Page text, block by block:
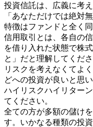
投資信託は、広義に考
「あなただけでは絶対
特徴はファンドと全く同
信用取引とは、各自の
を借り入れた状態で株
と」だと理解してくださ
リスクを考えなくてよ
どへの投資が良いと思
ハイリスクハイリター
てください。
全ての方が多額の儲け
す。いかなる種類の投